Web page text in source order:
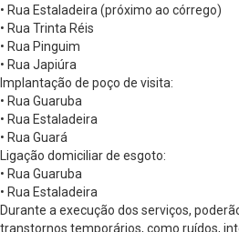
• Rua Estaladeira (próximo ao córrego)
• Rua Trinta Réis
• Rua Pinguim
• Rua Japiúra
Implantação de poço de visita:
• Rua Guaruba
• Rua Estaladeira
• Rua Guará
Ligação domiciliar de esgoto:
• Rua Guaruba
• Rua Estaladeira
Durante a execução dos serviços,
transtornos temporários, como ruídos,